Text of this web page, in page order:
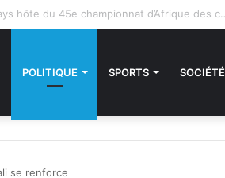
: Le Bénin tend la main au Niger
POLITIQUE SPORTS SOCIÉTÉ
se renforce